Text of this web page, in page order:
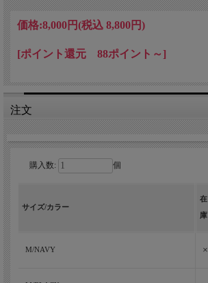
価格:8,000円(税込 8,800円)
[ポイント還元 88ポイント～]
注文
購入数: 個
サイズ/カラー
在
庫
M/NAVY ×